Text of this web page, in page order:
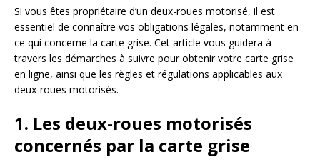
Si vous êtes propriétaire d’un deux-roues motorisé, il est
essentiel de connaître vos obligations légales, notamment en
ce qui concerne la carte grise. Cet article vous guidera à
travers les démarches à suivre pour obtenir votre carte grise
en ligne, ainsi que les règles et régulations applicables aux
deux-roues motorisés.
1. Les deux-roues motorisés
concernés par la carte grise